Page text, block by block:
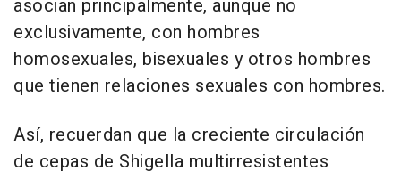
asocian principalmente, aunque no
exclusivamente, con hombres
homosexuales, bisexuales y otros hombres
que tienen relaciones sexuales con hombres.
Así, recuerdan que la creciente circulación
de cepas de Shigella multirresistentes